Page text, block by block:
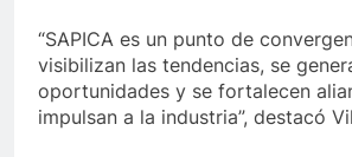
“SAPICA es un punto de
visibilizan las tendencias, se
oportunidades y se fortalecen
impulsan a la industria”, destacó